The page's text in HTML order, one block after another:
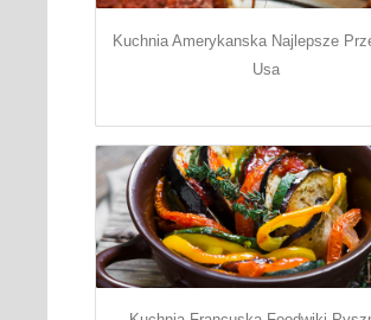
Kuchnia Amerykanska Najlepsze
Usa